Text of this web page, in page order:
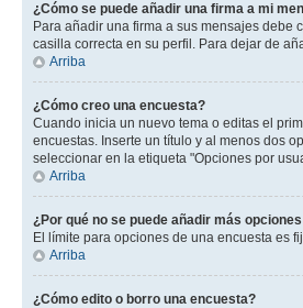
¿Cómo se puede añadir una firma a mi
Para añadir una firma a sus mensajes
casilla correcta en su perfil. Para dejar de
Arriba
¿Cómo creo una encuesta?
Cuando inicia un nuevo tema o editas el
encuestas. Inserte un título y al menos dos
seleccionar en la etiqueta "Opciones por
Arriba
¿Por qué no se puede añadir más
El límite para opciones de una encuesta es
Arriba
¿Cómo edito o borro una encuesta?